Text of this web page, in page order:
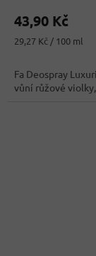
43,90 Kč
Měrná
29,27 Kč / 100 ml
Fa Deospray
vůní růžové